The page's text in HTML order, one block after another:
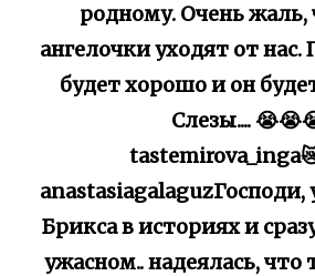
родному. Очень жаль,
ангелочки уходят от нас.
будет хорошо и он
Слезы....
anastasiagalaguzГосподи,
Брикса в историях и
ужасном.. надеялась, что